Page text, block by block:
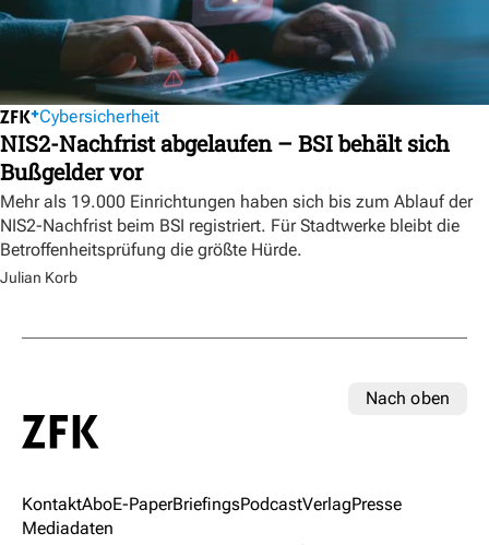
Cybersicherheit
NIS2-Nachfrist abgelaufen – BSI behält sich
Bußgelder vor
Mehr als 19.000 Einrichtungen haben sich bis zum Ablauf der
NIS2-Nachfrist beim BSI registriert. Für Stadtwerke bleibt die
Betroffenheitsprüfung die größte Hürde.
Julian Korb
Nach oben
KontaktAboE-PaperBriefingsPodcastVerlagPresse
Mediadaten